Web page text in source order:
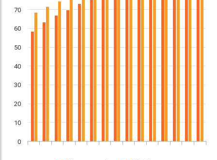
0
10
20
30
40
50
60
70